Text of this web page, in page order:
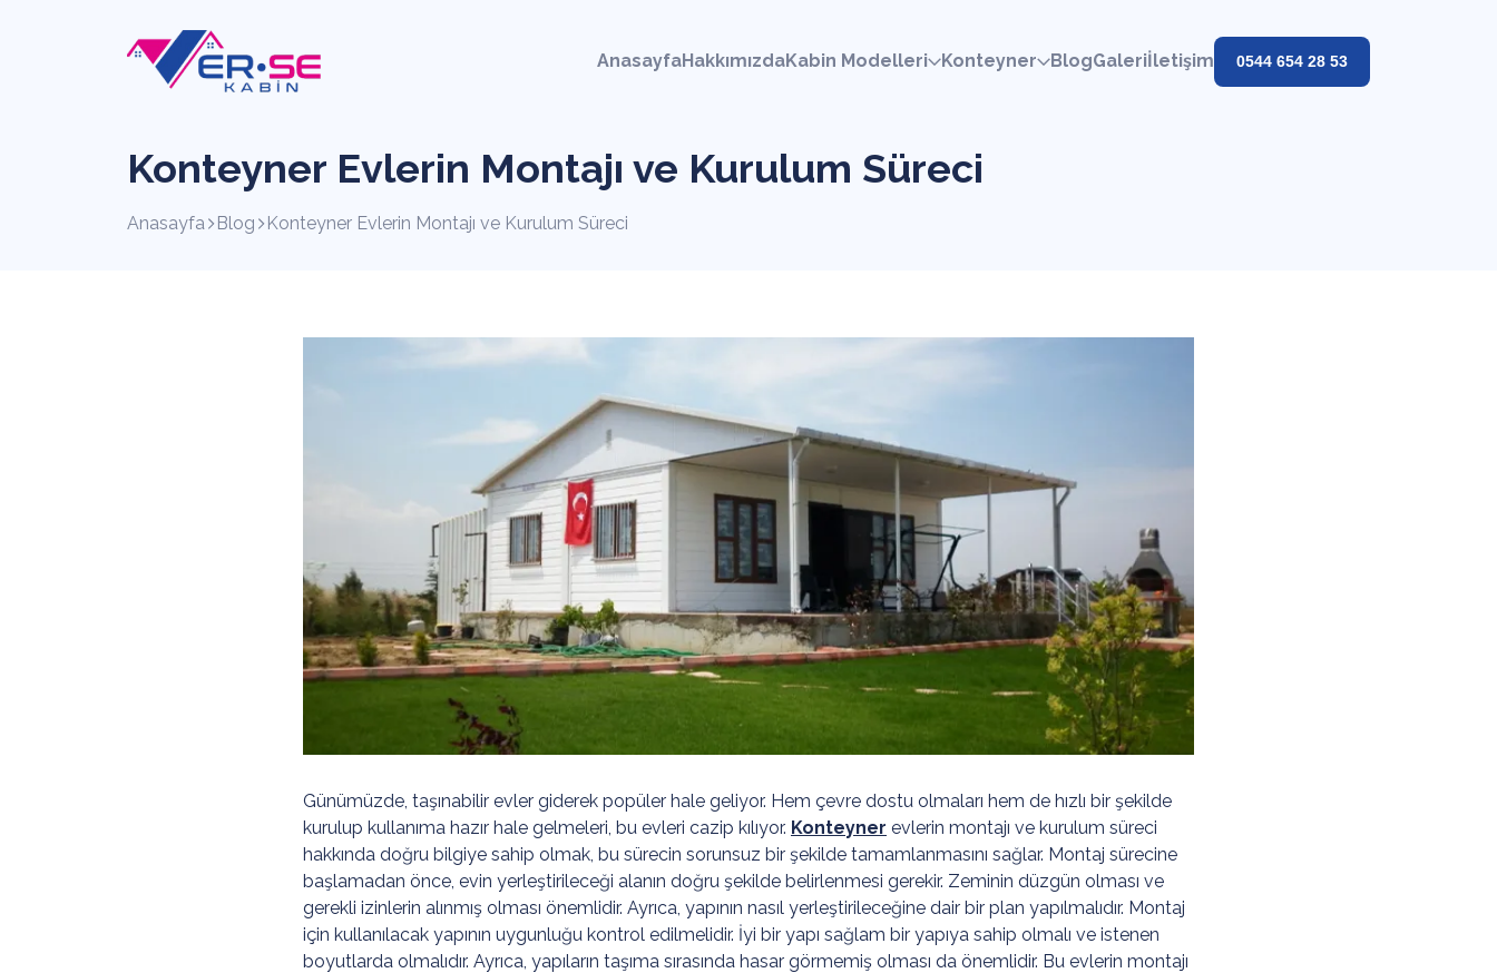
AnasayfaHakkımızdaKabin Modelleri Konteyner BlogGaleriİletişim 0544 654 28 53
Konteyner Evlerin Montajı ve Kurulum Süreci
Anasayfa Blog Konteyner Evlerin Montajı ve Kurulum Süreci
Günümüzde, taşınabilir evler giderek popüler hale geliyor. Hem çevre dostu olmaları hem de hızlı bir şekilde
kurulup kullanıma hazır hale gelmeleri, bu evleri cazip kılıyor. Konteyner evlerin montajı ve kurulum süreci
hakkında doğru bilgiye sahip olmak, bu sürecin sorunsuz bir şekilde tamamlanmasını sağlar. Montaj sürecine
başlamadan önce, evin yerleştirileceği alanın doğru şekilde belirlenmesi gerekir. Zeminin düzgün olması ve
gerekli izinlerin alınmış olması önemlidir. Ayrıca, yapının nasıl yerleştirileceğine dair bir plan yapılmalıdır. Montaj
için kullanılacak yapının uygunluğu kontrol edilmelidir. İyi bir yapı sağlam bir yapıya sahip olmalı ve istenen
boyutlarda olmalıdır. Ayrıca, yapıların taşıma sırasında hasar görmemiş olması da önemlidir. Bu evlerin montajı